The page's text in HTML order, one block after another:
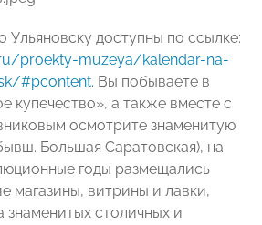
Ульяновску доступны по ссылке:
proekty-muzeya/kalendar-na-
#pcontent. Вы побываете в
купечество», а также вместе с
осмотрите знаменитую
Большая Саратовская), на
годы размещались
магазины, витрины и лавки,
знаменитых столичных и